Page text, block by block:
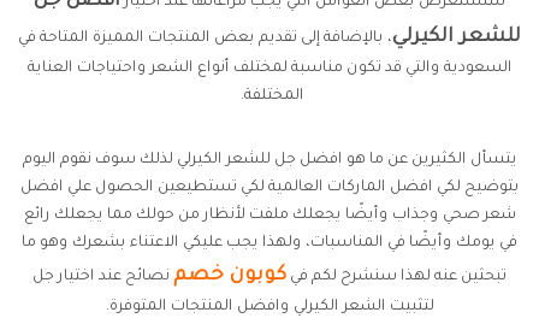
للشعر الكيرلي، بالإضافة إلى تقديم بعض المنتجات المميزة المتاحة في
السعودية والتي قد تكون مناسبة لمختلف أنواع الشعر واحتياجات العناية
المختلفة.
يتسأل الكثيرين عن ما هو افضل جل للشعر الكيرلي لذلك سوف نقوم اليوم
بتوضيح لكي افضل الماركات العالمية لكي تستطيعين الحصول علي افضل
شعر صحي وجذاب وأيضًا يجعلك ملفت لأنظار من حولك مما يجعلك رائع
في يومك وأيضًا في المناسبات، ولهذا يجب عليكي الاعتناء بشعرك وهو ما
تبحثين عنه لهذا سنشرح لكم في كوبون خصم نصائح عند اختيار جل
لتثبيت الشعر الكيرلي وافضل المنتجات المتوفرة.